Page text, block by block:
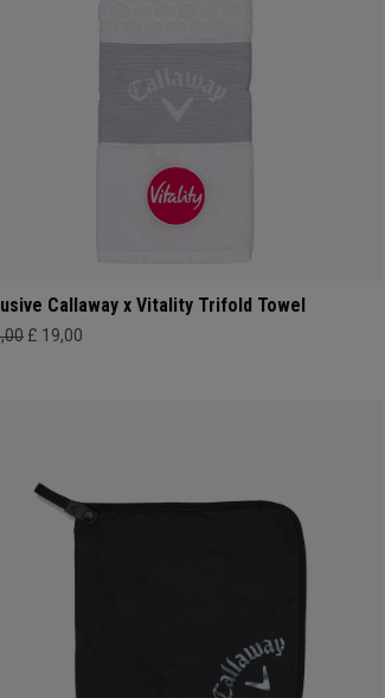
Callaway x Vitality Trifold Towel
£ 19,00